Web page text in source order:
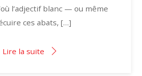
l’adjectif blanc — ou même
ces abats, […]
Lire la suite